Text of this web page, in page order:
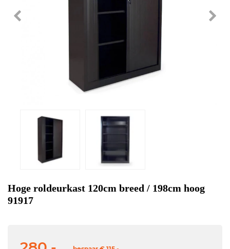
Hoge roldeurkast 120cm breed / 198cm hoog
91917